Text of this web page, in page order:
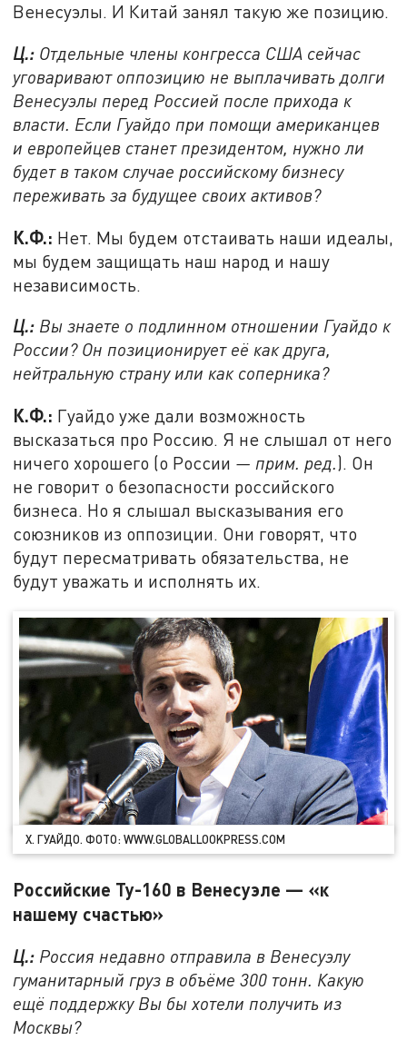
Венесуэлы. И Китай занял такую же позицию.
Ц.: Отдельные члены конгресса США сейчас
уговаривают оппозицию не выплачивать долги
Венесуэлы перед Россией после прихода к
власти. Если Гуайдо при помощи американцев
и европейцев станет президентом, нужно ли
будет в таком случае российскому бизнесу
переживать за будущее своих активов?
К.Ф.: Нет. Мы будем отстаивать наши идеалы,
мы будем защищать наш народ и нашу
независимость.
Ц.: Вы знаете о подлинном отношении Гуайдо к
России? Он позиционирует её как друга,
нейтральную страну или как соперника?
К.Ф.: Гуайдо уже дали возможность
высказаться про Россию. Я не слышал от него
ничего хорошего (о России — прим. ред.). Он
не говорит о безопасности российского
бизнеса. Но я слышал высказывания его
союзников из оппозиции. Они говорят, что
будут пересматривать обязательства, не
будут уважать и исполнять их.
Х. ГУАЙДО. ФОТО: WWW.GLOBALLOOKPRESS.COM
Российские Ту-160 в Венесуэле — «к
нашему счастью»
Ц.: Россия недавно отправила в Венесуэлу
гуманитарный груз в объёме 300 тонн. Какую
ещё поддержку Вы бы хотели получить из
Москвы?